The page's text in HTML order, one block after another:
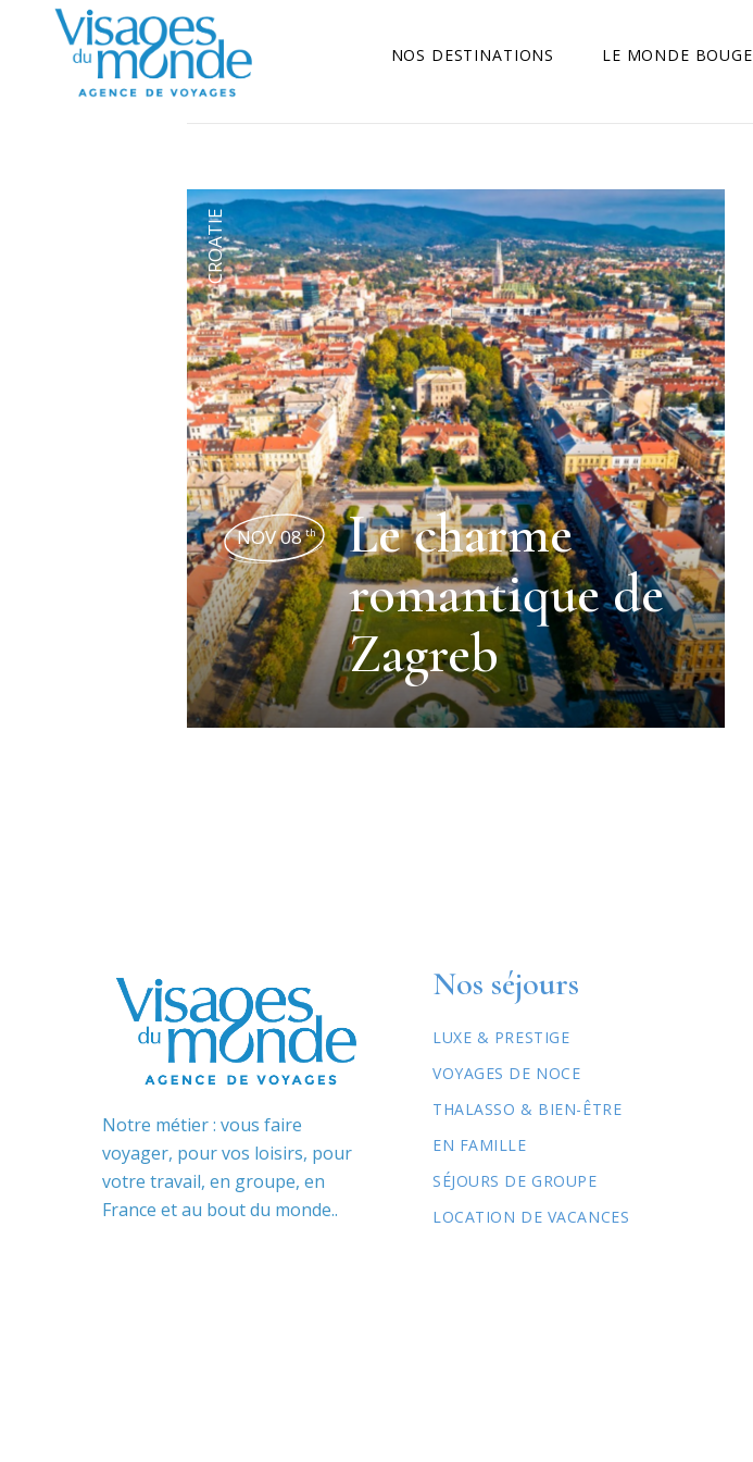
NOS DESTINATIONS LE MONDE BOUGE
CROATIE
NOV 08 th
Le charme
romantique de
Zagreb
Notre métier : vous faire
voyager, pour vos loisirs, pour
votre travail, en groupe, en
France et au bout du monde..
Nos séjours
LUXE & PRESTIGE
VOYAGES DE NOCE
THALASSO & BIEN-ÊTRE
EN FAMILLE
SÉJOURS DE GROUPE
LOCATION DE VACANCES